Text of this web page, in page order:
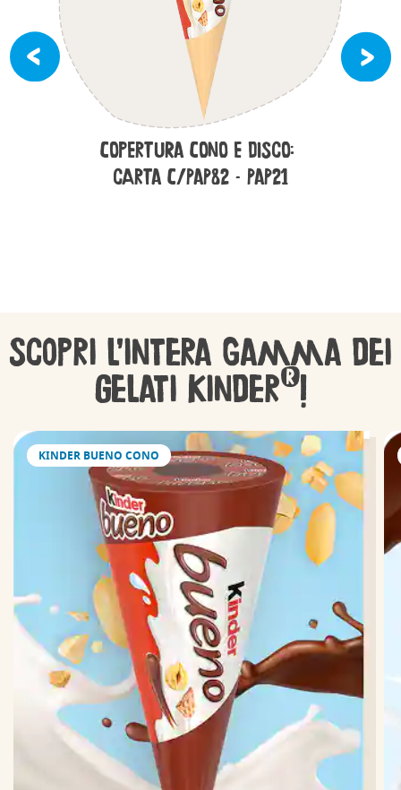
Copertura Cono e Disco:
carta C/PAP82 - PAP21
Scopri l’intera gamma dei
Gelati Kinder®!
KINDER BUENO CONO